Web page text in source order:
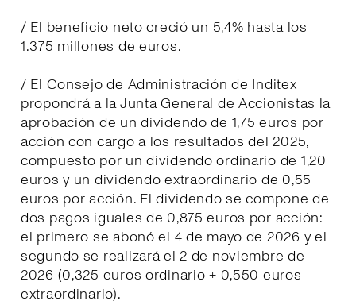
/ El beneficio neto creció un 5,4% hasta los
1.375 millones de euros.
/ El Consejo de Administración de Inditex
propondrá a la Junta General de Accionistas la
aprobación de un dividendo de 1,75 euros por
acción con cargo a los resultados del 2025,
compuesto por un dividendo ordinario de 1,20
euros y un dividendo extraordinario de 0,55
euros por acción. El dividendo se compone de
dos pagos iguales de 0,875 euros por acción:
el primero se abonó el 4 de mayo de 2026 y el
segundo se realizará el 2 de noviembre de
2026 (0,325 euros ordinario + 0,550 euros
extraordinario).